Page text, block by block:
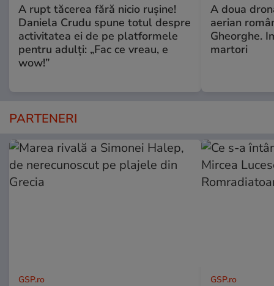
A rupt tăcerea fără nicio rușine!
Daniela Crudu spune totul despre
activitatea ei de pe platformele
pentru adulți: „Fac ce vreau, e
wow!”
A doua
aerian
Gheorghe.
martori
PARTENERI
GSP.ro GSP.ro